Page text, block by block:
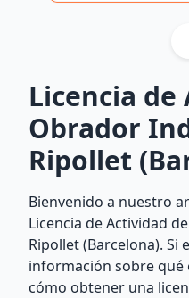
Licencia
Obrador
Ripollet
Bienvenido a nuestro
Licencia de Actividad
Ripollet (Barcelona). Si
información sobre
cómo obtener una